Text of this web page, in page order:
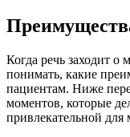
Когда речь заходит
понимать, какие
пациентам. Ниже
моментов, которые
привлекательной для